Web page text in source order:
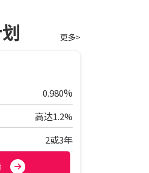
更多>
0.980%
高达1.2%
2或3年